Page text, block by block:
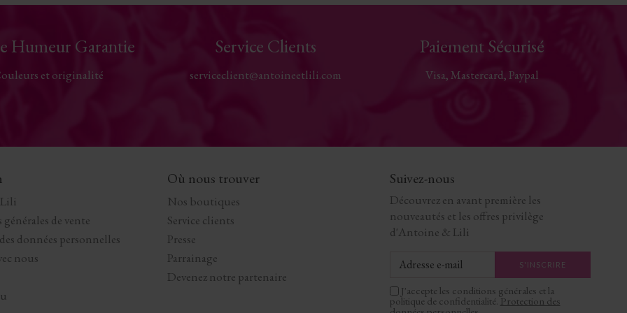
Humeur Garantie
et originalité
Service Clients
serviceclient@antoineetlili.com
Paiement Sécurisé
Visa, Mastercard, Paypal
de vente
données personnelles
nous
Où nous trouver
Nos boutiques
Service clients
Presse
Parrainage
Devenez notre partenaire
Suivez-nous
Découvrez en avant première les
nouveautés et les offres privilège
d'Antoine & Lili
J'accepte les conditions générales et la
politique de confidentialité.Protection des